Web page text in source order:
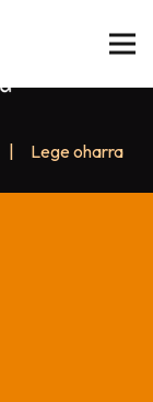
Lege oharra